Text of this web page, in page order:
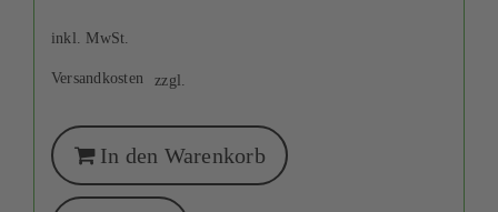
inkl. MwSt.
zzgl.
Versandkosten
In den Warenkorb